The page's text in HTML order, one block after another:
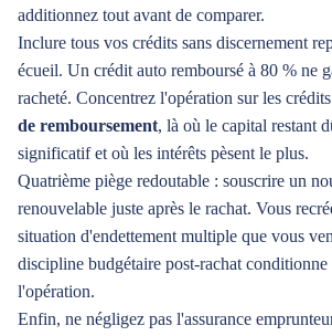
additionnez tout avant de comparer.
Inclure tous vos crédits sans discernement
écueil. Un crédit auto remboursé à 80 % ne
racheté. Concentrez l'opération sur les
de remboursement, là où le capital restant
significatif et où les intérêts pèsent le plus.
Quatrième piège redoutable : souscrire un
renouvelable juste après le rachat. Vous
situation d'endettement multiple que vous
discipline budgétaire post-rachat conditionne
l'opération.
Enfin, ne négligez pas l'assurance